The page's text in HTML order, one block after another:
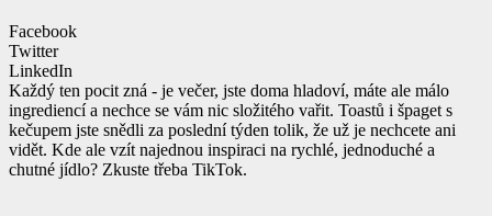
Facebook
Twitter
LinkedIn
Každý ten pocit zná - je večer, jste doma hladoví, máte ale málo
ingrediencí a nechce se vám nic složitého vařit. Toastů i špaget s
kečupem jste snědli za poslední týden tolik, že už je nechcete ani
vidět. Kde ale vzít najednou inspiraci na rychlé, jednoduché a
chutné jídlo? Zkuste třeba TikTok.